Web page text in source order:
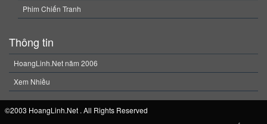
Phim Chiến Tranh
Thông tin
HoangLinh.Net năm 2006
Xem Nhiều
©2003 HoangLinh.Net . All Rights Reserved